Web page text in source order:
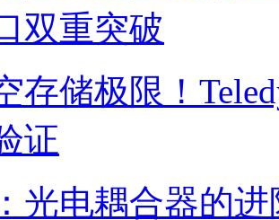
双重突破
存储极限！
证
光电耦合器的